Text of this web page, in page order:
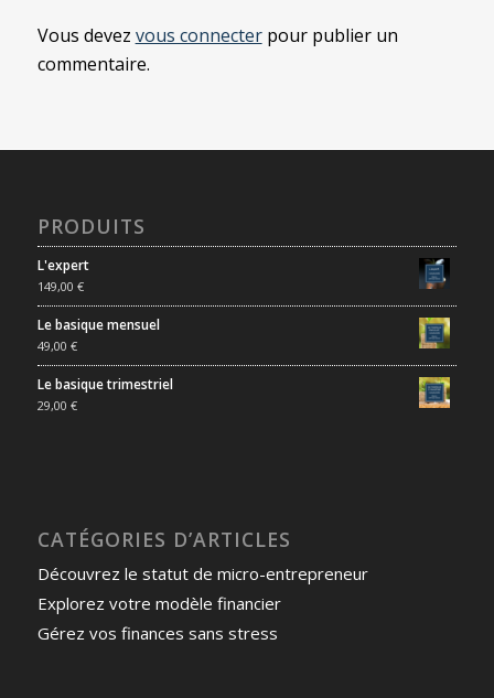
Vous devez vous connecterpour publier un
commentaire.
PRODUITS
L'expert
149,00 €
Le basique mensuel
49,00 €
Le basique trimestriel
29,00 €
CATÉGORIES D’ARTICLES
Découvrez le statut de micro-entrepreneur
Explorez votre modèle financier
Gérez vos finances sans stress